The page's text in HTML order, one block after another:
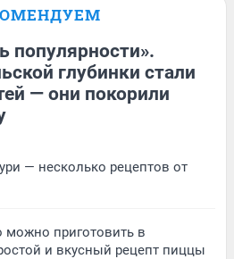
популярности».
глубинки стали
— они покорили
— несколько рецептов от
можно приготовить в
и вкусный рецепт пиццы